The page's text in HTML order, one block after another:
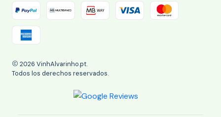
2026 VinhAlvarinho.pt.
Todos los derechos reservados.